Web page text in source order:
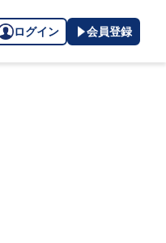
ログイン 会員登録